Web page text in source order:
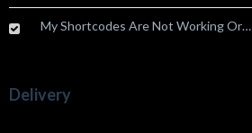
My Shortcodes Are Not Working Or…
Delivery